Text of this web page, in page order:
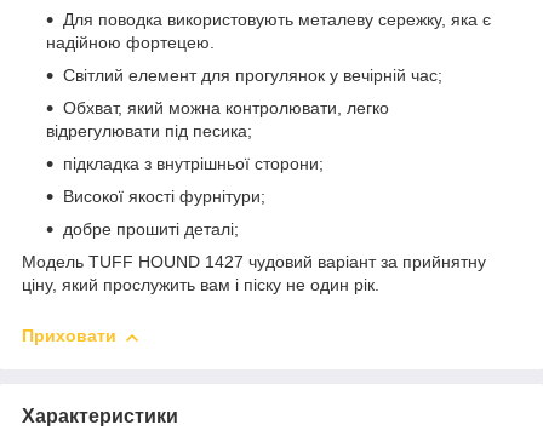
Для поводка використовують металеву сережку, яка є
надійною фортецею.
Світлий елемент для прогулянок у вечірній час;
Обхват, який можна контролювати, легко
відрегулювати під песика;
підкладка з внутрішньої сторони;
Високої якості фурнітури;
добре прошиті деталі;
Модель TUFF HOUND 1427 чудовий варіант за прийнятну
ціну, який прослужить вам і піску не один рік.
Приховати
Характеристики